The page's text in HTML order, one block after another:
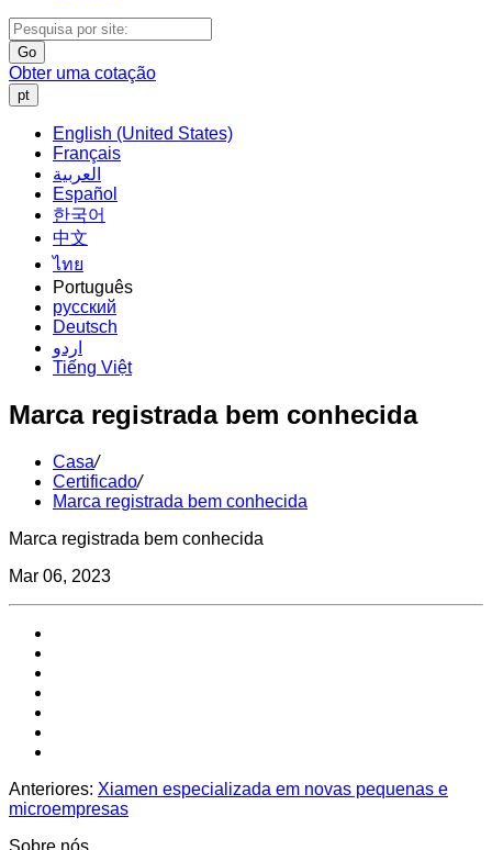
Go
Obter uma cotação
pt
English (United States)
Français
العربية
Español
한국어
中文
ไทย
Português
русский
Deutsch
اردو
Tiếng Việt
Marca registrada bem conhecida
Casa/
Certificado/
Marca registrada bem conhecida
Marca registrada bem conhecida
Mar 06, 2023
Anteriores: Xiamen especializada em novas pequenas e
microempresas
Sobre nós